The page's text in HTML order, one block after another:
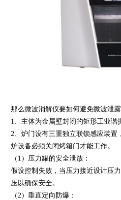
那么微波消解仪要如何避免微波泄露
1、主体为金属壁封闭的矩形工业谐
2、炉门设有三重独立联锁感应装置
炉设备必须关闭烤箱门才能工作。
（1）压力罐的安全泄放：
假设控制失败，当压力接近设计压
压以确保安全。
（2）垂直定向防爆：